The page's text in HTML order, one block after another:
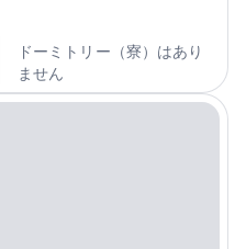
ドーミトリー（寮）はあり
ません